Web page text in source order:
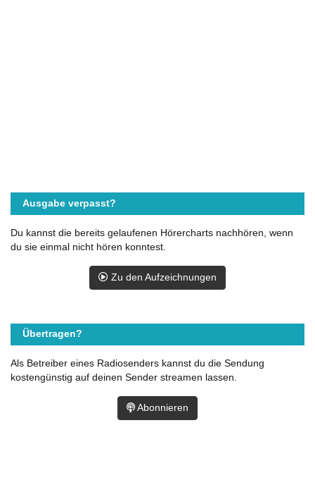
Ausgabe verpasst?
Du kannst die bereits gelaufenen Hörercharts nachhören, wenn
du sie einmal nicht hören konntest.
Zu den Aufzeichnungen
Übertragen?
Als Betreiber eines Radiosenders kannst du die Sendung
kostengünstig auf deinen Sender streamen lassen.
Abonnieren